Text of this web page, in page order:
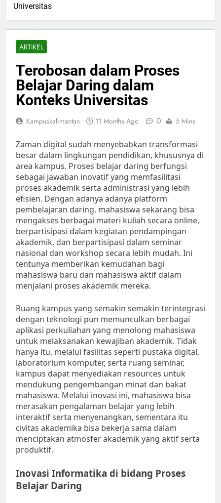
Universitas
ARTIKEL
Terobosan dalam Proses
Belajar Daring dalam
Konteks Universitas
Kampuskalimantan 11 Months Ago 0 5 Mins
Zaman digital sudah menyebabkan transformasi
besar dalam lingkungan pendidikan, khususnya di
area kampus. Proses belajar daring berfungsi
sebagai jawaban inovatif yang memfasilitasi
proses akademik serta administrasi yang lebih
efisien. Dengan adanya adanya platform
pembelajaran daring, mahasiswa sekarang bisa
mengakses berbagai materi kuliah secara online,
berpartisipasi dalam kegiatan pendampingan
akademik, dan berpartisipasi dalam seminar
nasional dan workshop secara lebih mudah. Ini
tentunya memberikan kemudahan bagi
mahasiswa baru dan mahasiswa aktif dalam
menjalani proses akademik mereka.
Ruang kampus yang semakin semakin terintegrasi
dengan teknologi pun memunculkan berbagai
aplikasi perkuliahan yang menolong mahasiswa
untuk melaksanakan kewajiban akademik. Tidak
hanya itu, melalui fasilitas seperti pustaka digital,
laboratorium komputer, serta ruang seminar,
kampus dapat menyediakan resources untuk
mendukung pengembangan minat dan bakat
mahasiswa. Melalui inovasi ini, mahasiswa bisa
merasakan pengalaman belajar yang lebih
interaktif serta menyenangkan, sementara itu
civitas akademika bisa bekerja sama dalam
menciptakan atmosfer akademik yang aktif serta
produktif.
Inovasi Informatika di bidang Proses
Belajar Daring